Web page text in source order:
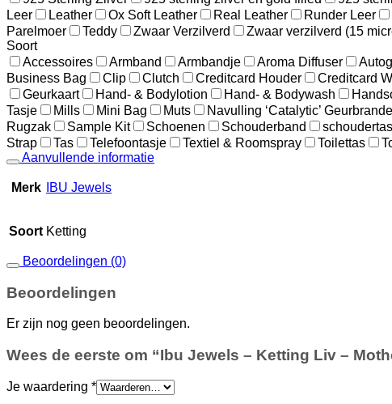
Leer
Leather Ox Soft Leather Real Leather Runder Leer
Parelmoer
Teddy Zwaar Verzilverd
Zwaar verzilverd (15
Soort
Accessoires
Armband Armbandje Aroma Diffuser
Business Bag
Clip Clutch Creditcard Houder Creditcard
Geurkaart
Hand- & Bodylotion Hand- & Bodywash
Tasje
Mills Mini Bag Muts Navulling ‘Catalytic’
Rugzak
Sample Kit Schoenen Schouderband schoudertas
Strap
Tas Telefoontasje Textiel & Roomspray Toilettas
Aanvullende informatie
Merk IBU Jewels
Soort Ketting
Beoordelingen (0)
Beoordelingen
Er zijn nog geen beoordelingen.
Wees de eerste om “Ibu Jewels – Ketting Liv –
Je waardering *